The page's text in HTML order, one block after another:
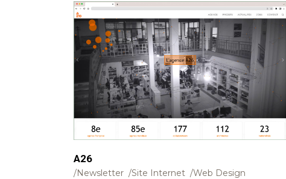
A26
Newsletter Site Internet Web Design